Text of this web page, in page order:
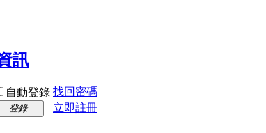
自動登錄 找回密碼
登錄 立即註冊